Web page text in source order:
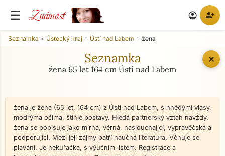
☰ Známost account_circle person_add
✕
Seznamka Ústecký kraj Ústí nad Labem žena
Seznamka
žena 65 let 164 cm Ústí nad Labem
žena je žena (65 let, 164 cm) z Ústí nad Labem, s hnědými vlasy,
modrýma očima, štíhlé postavy. Hledá partnerský vztah navždy.
žena se popisuje jako mírná, věrná, naslouchající, vypravěčská a
podporující. Mezi její zájmy patří naučná literatura. Věnuje se
plavání. Je nekuřačka, s výučním listem. Registrace a